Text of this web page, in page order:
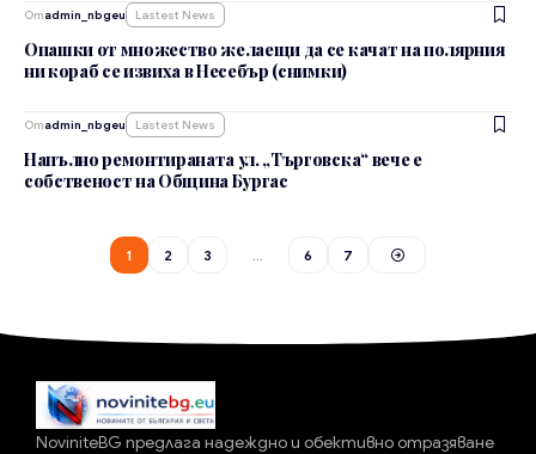
Отadmin_nbgeu Lastest News
Опашки от множество желаещи да се качат на полярния
ни кораб се извиха в Несебър (снимки)
Отadmin_nbgeu Lastest News
Напълно ремонтираната ул. „Търговска“ вече е
собственост на Община Бургас
1 2 3 6 7
NoviniteBG предлага надеждно и обективно отразяване